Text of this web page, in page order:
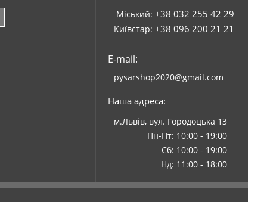
Міський: +38 032 255 42 29
Київстар: +38 096 200 21 21
E-mail:
pysarshop2020@gmail.com
Наша адреса:
м.Львів, вул. Городоцька 13
Пн-Пт: 10:00 - 19:00
Сб: 10:00 - 19:00
Нд: 11:00 - 18:00